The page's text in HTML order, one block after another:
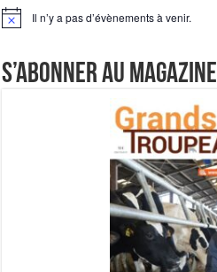
Notice Il n’y a pas d’évènements à venir.
S’abonner au magazine